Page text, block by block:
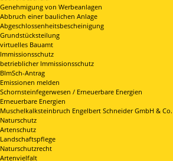
Genehmigung von Werbeanlagen
Abbruch einer baulichen Anlage
Abgeschlossenheitsbescheinigung
Grundstücksteilung
virtuelles Bauamt
Immissionsschutz
betrieblicher Immissionsschutz
BImSch-Antrag
Emissionen melden
Schornsteinfegerwesen / Erneuerbare Energien
Erneuerbare Energien
Muschelkalksteinbruch Engelbert Schneider GmbH & Co.
Naturschutz
Artenschutz
Landschaftspflege
Naturschutzrecht
Artenvielfalt